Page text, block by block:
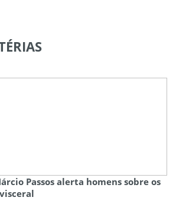
Passos alerta homens sobre os